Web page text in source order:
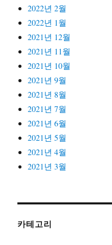
2022년 2월
2022년 1월
2021년 12월
2021년 11월
2021년 10월
2021년 9월
2021년 8월
2021년 7월
2021년 6월
2021년 5월
2021년 4월
2021년 3월
카테고리